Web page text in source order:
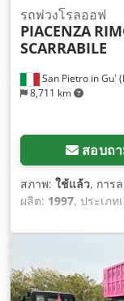
San Pietro in Gu'
8,711 km
รถพ่วงโรลออฟ
PIACENZA
SCARRABILE
สอบถ
สภาพ: ใช้แล้ว, การ
ผลิต: 1997, ประเภท